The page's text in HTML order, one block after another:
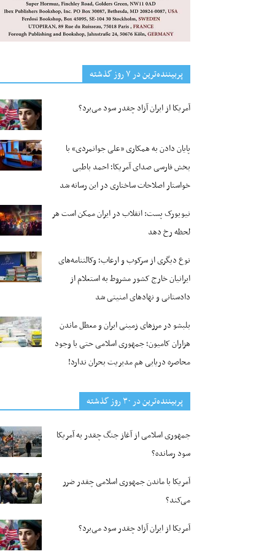
پربیننده‌ترین‌ در ۷ روز گذشته
آمریکا از ایران آزاد چقدر سود می‌برد؟
پایان دادن به همکاری «علی جوانمردی» با
بخش فارسی صدای آمریکا؛ احمد باطبی
خواستار اصلاحات ساختاری در این رسانه شد
نیویورک پست: انقلاب در ایران ممکن است هر
لحظه رخ دهد
نوع دیگری از سرکوب و ارعاب؛ وکالتنامه‌های
ایرانیان خارج کشور مشروط به استعلام از
دادستانی و نهادهای امنیتی شد
بلبشو در مرزهای زمینی ایران و معطل ماندن
هزاران کامیون؛ جمهوری اسلامی حتی با وجود
محاصره دریایی هم مدیریت بحران ندارد!
پربیننده‌ترین‌ در ۳۰ روز گذشته
جمهوری اسلامی از آغاز جنگ چقدر به آمریکا
سود رسانده؟
آمریکا با ماندن جمهوری اسلامی چقدر ضرر
می‌کند؟
آمریکا از ایران آزاد چقدر سود می‌برد؟